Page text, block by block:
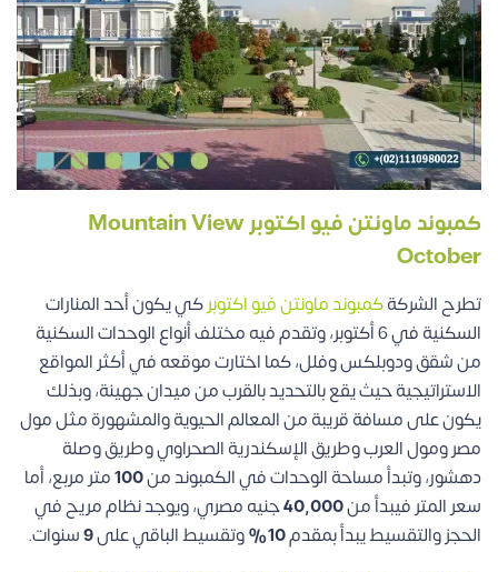
كمبوند ماونتن فيو اكتوبر Mountain View
October
تطرح الشركةكمبوند ماونتن فيو اكتوبركي يكون أحد المنارات
السكنية في 6 أكتوبر، وتقدم فيه مختلف أنواع الوحدات السكنية
من شقق ودوبلكس وفلل، كما اختارت موقعه في أكثر المواقع
الاستراتيجية حيث يقع بالتحديد بالقرب من ميدان جهينة، وبذلك
يكون على مسافة قريبة من المعالم الحيوية والمشهورة مثل مول
مصر ومول العرب وطريق الإسكندرية الصحراوي وطريق وصلة
دهشور، وتبدأ مساحة الوحدات في الكمبوند من100متر مربع، أما
سعر المتر فيبدأ من
جنيه مصري، ويوجد نظام مريح في
الحجز والتقسيط يبدأ بمقدم
وتقسيط الباقي على9سنوات.